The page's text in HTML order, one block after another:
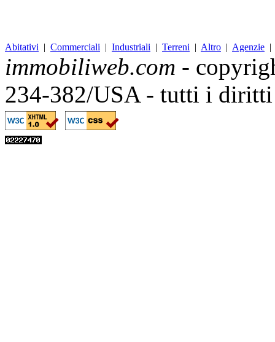
Abitativi | Commerciali | Industriali | Terreni | Altro | Agenzie
immobiliweb.com -
234-382/USA - tutti i